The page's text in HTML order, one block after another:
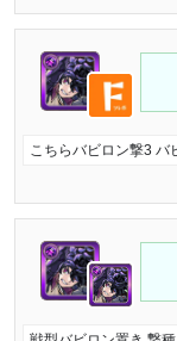
こちらバビロン撃3 バ